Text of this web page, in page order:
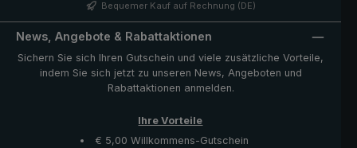
unverwechselbares Aussehen verleiht. Die im
Reißverschlussöffnung schützt den Schirm nach dem
Trocknen und komplettiert das exklusive Modell.
Bequemer Kauf auf Rechnung (DE)
News, Angebote & Rabattaktionen
Sichern Sie sich Ihren Gutschein und viele zusätzliche Vorteile,
indem Sie sich jetzt zu unseren News, Angeboten und
Rabattaktionen anmelden.
Ihre Vorteile
€ 5,00 Willkommens-Gutschein